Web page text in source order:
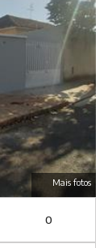
Mais fotos
0